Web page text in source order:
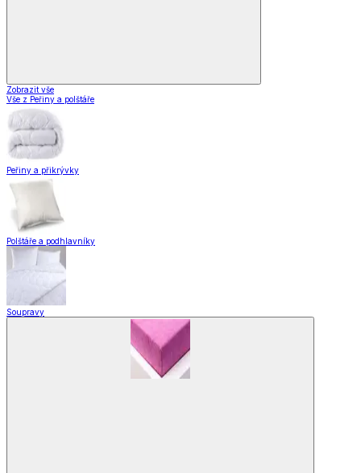
Zobrazit vše
Vše z Peřiny a polštáře
Peřiny a přikrývky
Polštáře a podhlavníky
Soupravy